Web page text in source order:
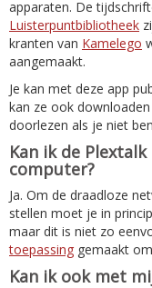
apparaten. De
Luisterpuntbibliotheek
kranten van Kamelego
aangemaakt.
Je kan met deze app
kan ze ook
doorlezen als je niet
Kan ik de
computer?
Ja. Om de draadloze
stellen moet je in
maar dit is niet zo
toepassing gemaakt
Kan ik ook met